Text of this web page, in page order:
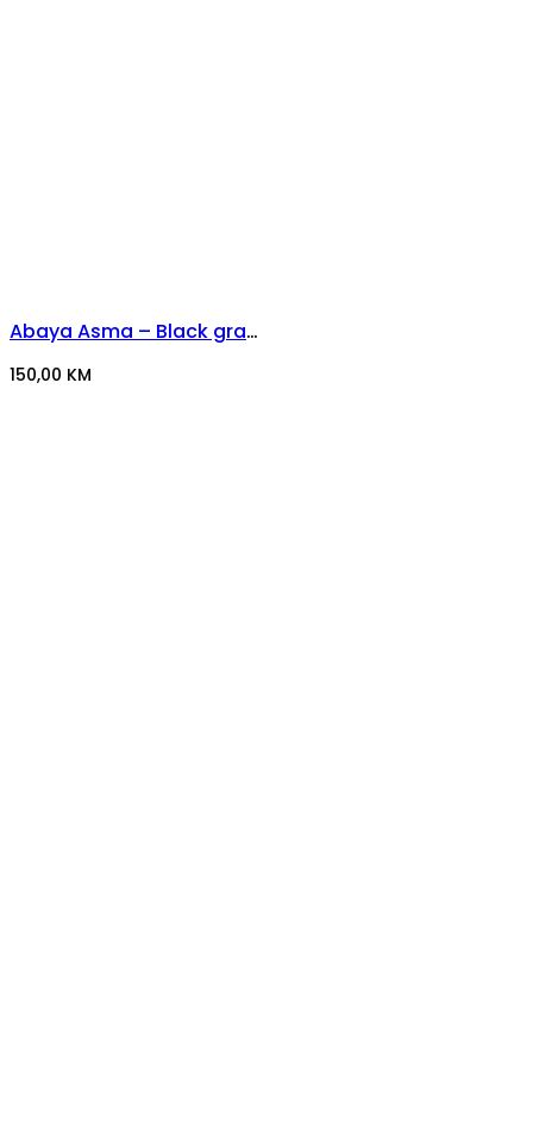
Abaya Asma – Black grace
150,00 KM